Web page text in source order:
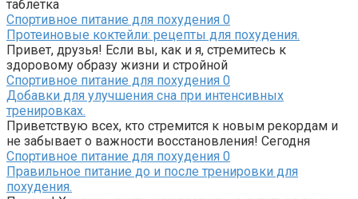
таблетка
Спортивное питание для похудения 0
Протеиновые коктейли: рецепты для похудения.
Привет, друзья! Если вы, как и я, стремитесь к
здоровому образу жизни и стройной
Спортивное питание для похудения 0
Добавки для улучшения сна при интенсивных
тренировках.
Приветствую всех, кто стремится к новым рекордам и
не забывает о важности восстановления! Сегодня
Спортивное питание для похудения 0
Правильное питание до и после тренировки для
похудения.